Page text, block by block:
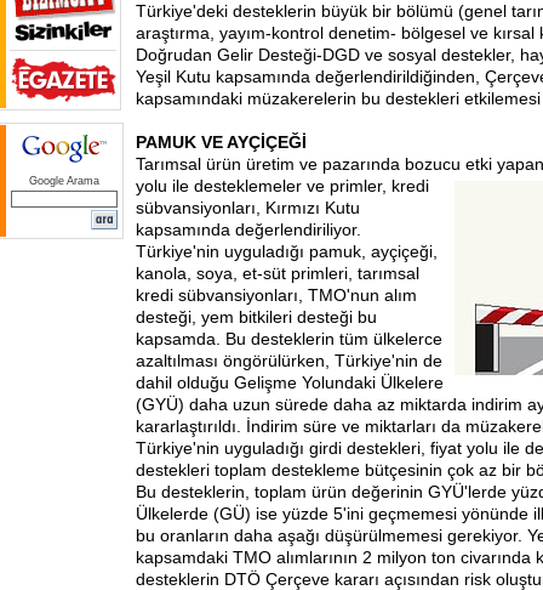
Google Arama
Türkiye'deki desteklerin büyük bir bölümü (genel
araştırma, yayım-kontrol denetim- bölgesel ve kırsal
Doğrudan Gelir Desteği-DGD ve sosyal destekler,
Yeşil Kutu kapsamında değerlendirildiğinden,
kapsamındaki müzakerelerin bu destekleri
PAMUK VE AYÇİÇEĞİ
Tarımsal ürün üretim ve pazarında bozucu etki
yolu ile desteklemeler ve primler, kredi
sübvansiyonları, Kırmızı Kutu
kapsamında değerlendiriliyor.
Türkiye'nin uyguladığı pamuk, ayçiçeği,
kanola, soya, et-süt primleri, tarımsal
kredi sübvansiyonları, TMO'nun alım
desteği, yem bitkileri desteği bu
kapsamda. Bu desteklerin tüm ülkelerce
azaltılması öngörülürken, Türkiye'nin de
dahil olduğu Gelişme Yolundaki Ülkelere
(GYÜ) daha uzun sürede daha az miktarda indirim
kararlaştırıldı. İndirim süre ve miktarları da
Türkiye'nin uyguladığı girdi destekleri, fiyat yolu ile
destekleri toplam destekleme bütçesinin çok az bir
Bu desteklerin, toplam ürün değerinin GYÜ'lerde
Ülkelerde (GÜ) ise yüzde 5'ini geçmemesi yönünde
bu oranların daha aşağı düşürülmemesi gerekiyor.
kapsamdaki TMO alımlarının 2 milyon ton civarında
desteklerin DTÖ Çerçeve kararı açısından risk